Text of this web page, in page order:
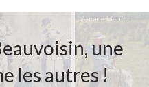
une
les autres !